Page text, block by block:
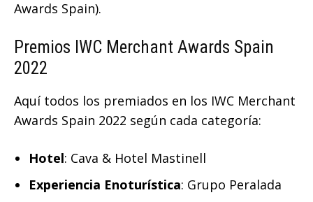
Awards Spain).
Premios IWC Merchant Awards Spain
2022
Aquí todos los premiados en los IWC Merchant
Awards Spain 2022 según cada categoría:
Hotel: Cava & Hotel Mastinell
Experiencia Enoturística: Grupo Peralada